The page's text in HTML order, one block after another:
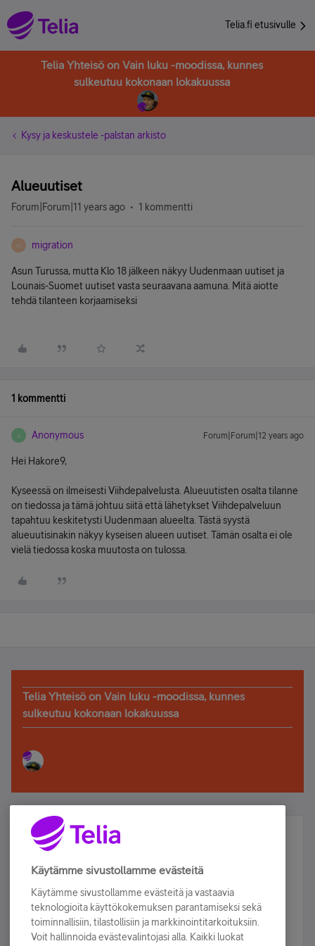
Telia.fi etusivulle
Telia Yhteisö on Vain luku -moodissa, kunnes
sulkeutuu kokonaan lokakuussa
Kysy ja keskustele -palstan arkisto
Alueuutiset
Forum|Forum|11 years ago 1 kommentti
M migration
Asun Turussa, mutta Klo 18 jälkeen näkyy Uudenmaan uutiset ja
Lounais-Suomet uutiset vasta seuraavana aamuna. Mitä aiotte
tehdä tilanteen korjaamiseksi
1 kommentti
A Anonymous Forum|Forum|12 years ago
Hei Hakore9,
Kyseessä on ilmeisesti Viihdepalvelusta. Alueuutisten osalta tilanne
on tiedossa ja tämä johtuu siitä että lähetykset Viihdepalveluun
tapahtuu keskitetysti Uudenmaan alueelta. Tästä syystä
alueuutisinakin näkyy kyseisen alueen uutiset. Tämän osalta ei ole
vielä tiedossa koska muutosta on tulossa.
Telia Yhteisö on Vain luku -moodissa, kunnes
sulkeutuu kokonaan lokakuussa
Älä jää paitsi – osallistu ja voita!
Tilaa Telian uutiskirje ja olet mukana arvonnassa.
sähköpostiisi.
Tilaa nyt
Käytämme sivustollamme evästeitä
Käytämme sivustollamme evästeitä ja vastaavia
teknologioita käyttökokemuksen parantamiseksi sekä
toiminnallisiin, tilastollisiin ja markkinointitarkoituksiin.
Voit hallinnoida evästevalintojasi alla. Kaikki luokat